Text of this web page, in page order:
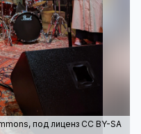
, под лиценз CC BY-SA